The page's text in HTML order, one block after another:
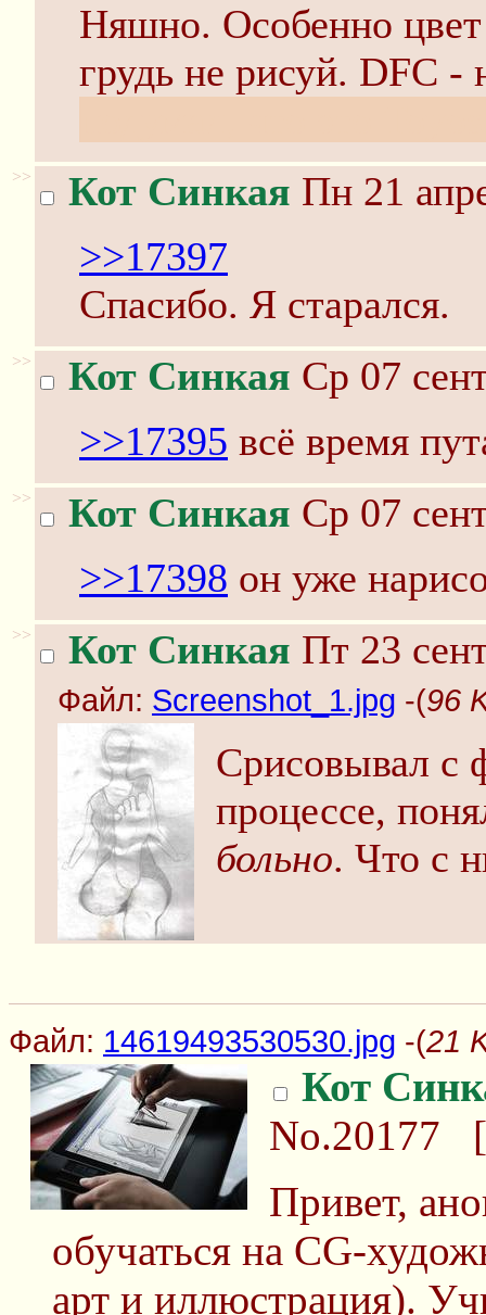
Няшно. Особенно
грудь не рисуй. DFC
>> Кот Синкая Пн 21
>>17397
Спасибо. Я старался.
>> Кот Синкая Ср 07
>>17395 всё время
>> Кот Синкая Ср 07
>>17398 он уже
>> Кот Синкая Пт 23
Файл: Screenshot_1.jpg -(96
Срисовывал с
процессе,
больно. Что с
Файл: 14619493530530.jpg -(21
Кот
No.20177 [
Привет,
обучаться на CG-
арт и иллюстрация).